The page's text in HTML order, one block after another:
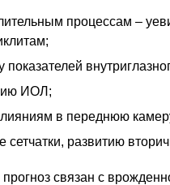
процессам –
показателей
ИОЛ;
в переднюю
сетчатки, развитию
связан с